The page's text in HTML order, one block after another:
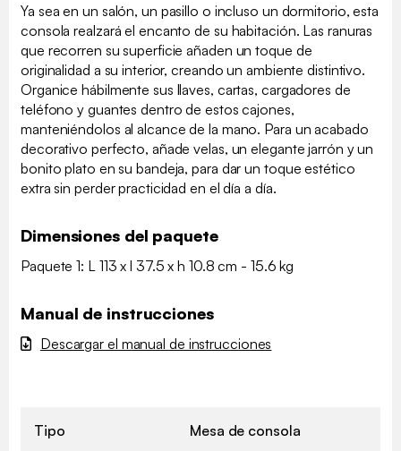
Ya sea en un salón, un pasillo o incluso un dormitorio, esta
consola realzará el encanto de su habitación. Las ranuras
que recorren su superficie añaden un toque de
originalidad a su interior, creando un ambiente distintivo.
Organice hábilmente sus llaves, cartas, cargadores de
teléfono y guantes dentro de estos cajones,
manteniéndolos al alcance de la mano. Para un acabado
decorativo perfecto, añade velas, un elegante jarrón y un
bonito plato en su bandeja, para dar un toque estético
extra sin perder practicidad en el día a día.
Dimensiones del paquete
Paquete 1: L 113 x l 37.5 x h 10.8 cm - 15.6 kg
Manual de instrucciones
Descargar el manual de instrucciones
Tipo Mesa de consola